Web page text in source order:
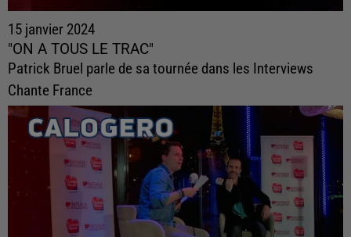
15 janvier 2024
"ON A TOUS LE TRAC"
Patrick Bruel parle de sa tournée dans les Interviews
Chante France